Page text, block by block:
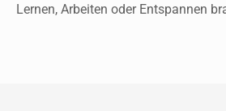
Lernen, Arbeiten oder Entspannen